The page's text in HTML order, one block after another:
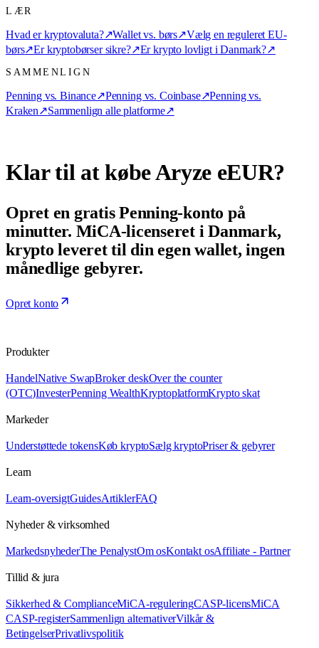
LÆR
Hvad er kryptovaluta?↗Wallet vs. børs↗Vælg en reguleret EU-
børs↗Er kryptobørser sikre?↗Er krypto lovligt i Danmark?↗
SAMMENLIGN
Penning vs. Binance↗Penning vs. Coinbase↗Penning vs.
Kraken↗Sammenlign alle platforme↗
Klar til at købe Aryze eEUR?
Opret en gratis Penning-konto på
minutter. MiCA-licenseret i Danmark,
krypto leveret til din egen wallet, ingen
månedlige gebyrer.
Opret konto
Produkter
HandelNative SwapBroker deskOver the counter
(OTC)InvesterPenning WealthKryptoplatformKrypto skat
Markeder
Understøttede tokensKøb kryptoSælg kryptoPriser & gebyrer
Learn
Learn-oversigtGuidesArtiklerFAQ
Nyheder & virksomhed
MarkedsnyhederThe PenalystOm osKontakt osAffiliate - Partner
Tillid & jura
Sikkerhed & ComplianceMiCA-reguleringCASP-licensMiCA
CASP-registerSammenlign alternativerVilkår &
BetingelserPrivatlivspolitik